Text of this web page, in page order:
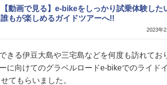
【動画で見る】e-bikeをしっかり試乗体験した
誰もが楽しめるガイドツアーへ!!
2023年
きる伊豆大島や三宅島などを何度も訪れてお
に向けてのグラベルロードe-bikeでのライド
てもらいました。